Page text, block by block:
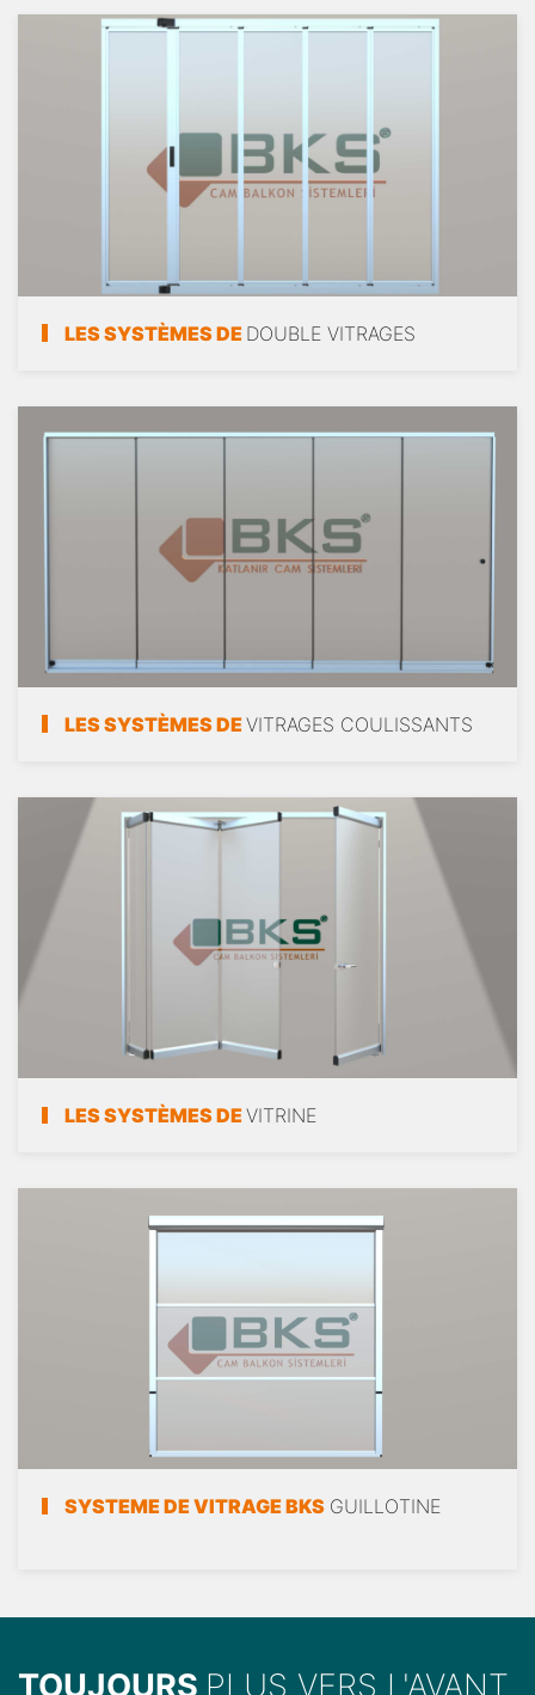
LES SYSTÈMES DE DOUBLE VITRAGES
LES SYSTÈMES DEVITRAGES COULISSANTS
LES SYSTÈMES DEVITRINE
SYSTEME DE VITRAGE BKS GUILLOTINE
TOUJOURS PLUS VERS L'AVANT